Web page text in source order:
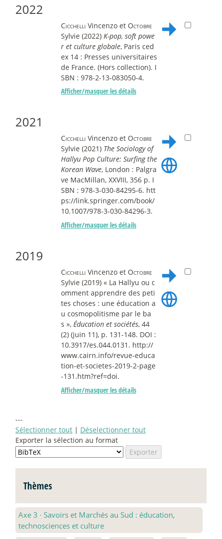
2022
Cicchelli Vincenzo et Octobre
Sylvie (2022) K-pop, soft powe
r et culture globale, Paris ced
ex 14 : Presses universitaires
de France. (Hors collection). I
SBN : 978-2-13-083050-4.
Afficher/masquer les détails
2021
Cicchelli Vincenzo et Octobre
Sylvie (2021) The Sociology of
Hallyu Pop Culture: Surfing the
Korean Wave, London : Palgra
ve MacMillan, XXVIII, 356 p. I
SBN : 978-3-030-84295-6. htt
ps://link.springer.com/book/
10.1007/978-3-030-84296-3.
Afficher/masquer les détails
2019
Cicchelli Vincenzo et Octobre
Sylvie (2019) « La Hallyu ou c
omment apprendre des peti
tes choses : une éducation a
u cosmopolitisme par le ba
s », Éducation et sociétés, 44
(2) (juin 11), p. 131-148. DOI :
10.3917/es.044.0131. http://
www.cairn.info/revue-educa
tion-et-societes-2019-2-page
-131.htm?ref=doi.
Afficher/masquer les détails
---
Sélectionner tout | Déselectionner tout
Exporter la sélection au format
Thèmes
Axe 3 · Savoirs et Marchés au Sud : éducation,
technosciences et culture